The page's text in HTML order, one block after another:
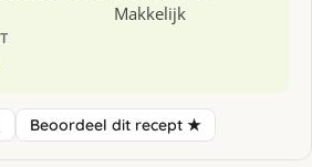
Makkelijk
Beoordeel dit recept ★